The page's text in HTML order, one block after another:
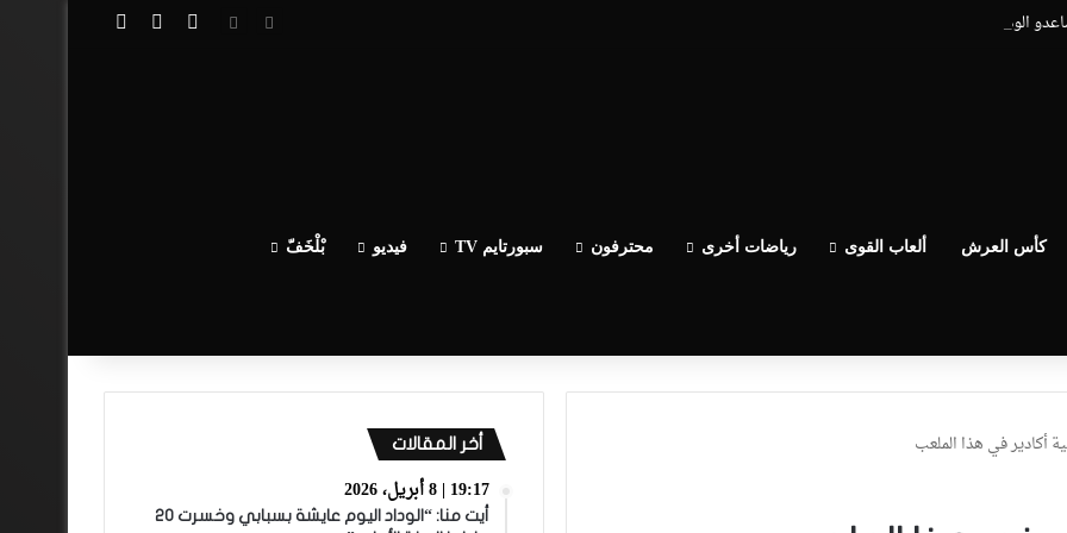
الوداد عيط ليهم قاضي التحقيق.. دابا حتى شي واحد ما بقا باغي يعاون” تسجيل الدخول
مقال عشوائي
كأس العرش ألعاب القوى رياضات أخرى محترفون سبورتايم TV فيديو بْلْخَفّ
أكادير في هذا الملعب
أخر المقالات
19:17 | 8 أبريل، 2026
أيت منا: “الوداد اليوم عايشة بسبابي وخسرت 20